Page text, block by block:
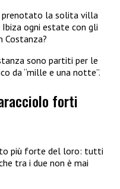
prenotato la solita villa
ogni estate con gli
Costanza?
sono partiti per le
da “mille e una notte”.
forti
più forte del loro: tutti
tra i due non è mai